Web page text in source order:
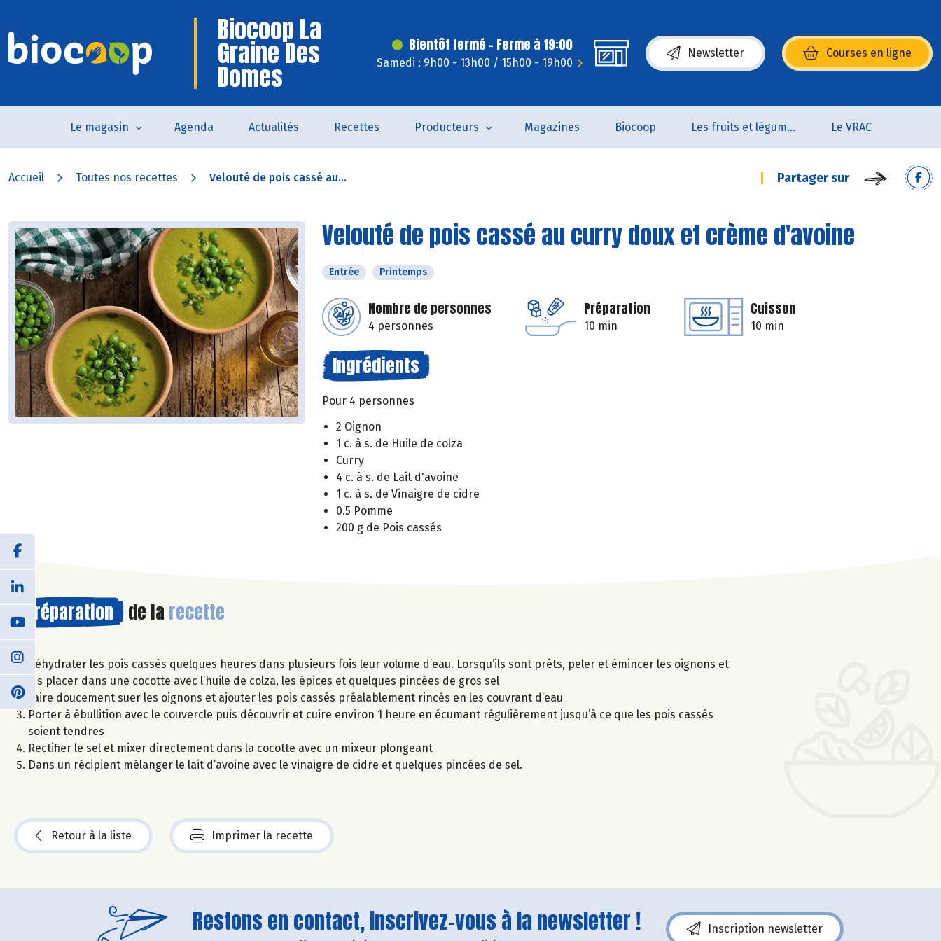
Biocoop La
Graine Des
Domes
Bientôt fermé - Ferme à 19:00
Samedi : 9h00 - 13h00 / 15h00 - 19h00
Newsletter Courses en ligne
(s’ouvre dans une nouvelle fenêtre)
Le magasin Agenda Actualités Recettes Producteurs Magazines Biocoop Les fruits et légumes Le VRAC
Accueil Toutes nos recettes Velouté de pois cassé au... Partager sur
Velouté de pois cassé au curry doux et crème d'avoine
Entrée Printemps
Nombre de personnes
4 personnes
Préparation
10 min
Cuisson
10 min
Ingrédients
Pour 4 personnes
2 Oignon
1 c. à s. de Huile de colza
Curry
4 c. à s. de Lait d'avoine
1 c. à s. de Vinaigre de cidre
0.5 Pomme
200 g de Pois cassés
Préparation de la recette
Réhydrater les pois cassés quelques heures dans plusieurs fois leur volume d’eau. Lorsqu’ils sont prêts, peler et émincer les oignons et
les placer dans une cocotte avec l’huile de colza, les épices et quelques pincées de gros sel
Faire doucement suer les oignons et ajouter les pois cassés préalablement rincés en les couvrant d’eau
Porter à ébullition avec le couvercle puis découvrir et cuire environ 1 heure en écumant régulièrement jusqu’à ce que les pois cassés
soient tendres
Rectifier le sel et mixer directement dans la cocotte avec un mixeur plongeant
Dans un récipient mélanger le lait d’avoine avec le vinaigre de cidre et quelques pincées de sel.
Retour à la liste Imprimer la recette
Restons en contact, inscrivez-vous à la newsletter ! Inscription newsletter